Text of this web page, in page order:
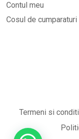
Sub-total:
Contul meu
Cosul de cumparaturi
Termeni si